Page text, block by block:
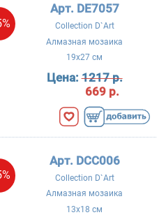
Арт. DE7057
Collection D`Art
Алмазная мозаика
19x27 см
Цена:1217 р.
669 р.
Арт. DCC006
Collection D`Art
Алмазная мозаика
13x18 см